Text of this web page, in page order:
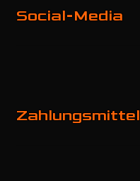
Social-Media
Zahlungsmittel